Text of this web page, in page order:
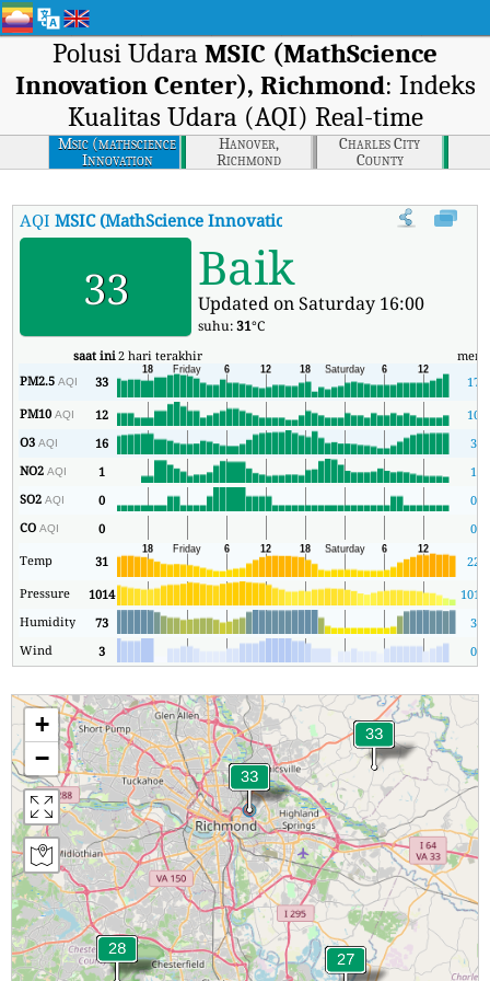
Polusi Udara MSIC (MathScience
Innovation Center), Richmond: Indeks
Kualitas Udara (AQI) Real-time
Msic (mathscience
Innovation
Center), Richmond
Hanover,
Richmond
Charles City
County
AQIMSIC (MathScience Innovation Center), Richmond:
33 Baik
Updated on Saturday 16:00
suhu:31°C
saat ini2 hari terakhir
PM2.5AQI 33
17
PM10AQI 12
10
O3AQI 16
3
NO2AQI 1
1
SO2AQI 0
0
COAQI 0
0
Temp
31
22
Pressure
1014
1014
Humidity
73
3
Wind
3 0
+
−